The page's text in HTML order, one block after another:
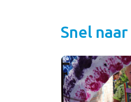
Snel naar